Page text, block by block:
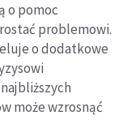
o pomoc
problemowi.
o dodatkowe
może wzrosnąć